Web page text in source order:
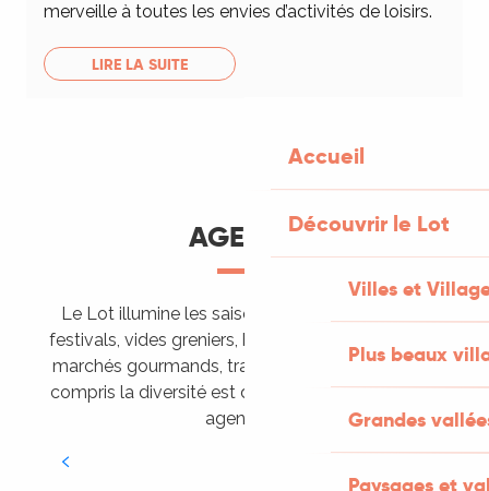
Accueil
Découvrir le Lot
Villes et
Plus beaux
Grandes
Paysages et
merveille à toutes les envies d’activités de loisirs.
LIRE LA SUITE
AGENDA
Le Lot illumine les saisons de ses animations :
festivals, vides greniers, brocantes, fêtes votives,
marchés gourmands, trails sportifs… Vous l’aurez
compris la diversité est de mise, alors tous à vos
agendas !